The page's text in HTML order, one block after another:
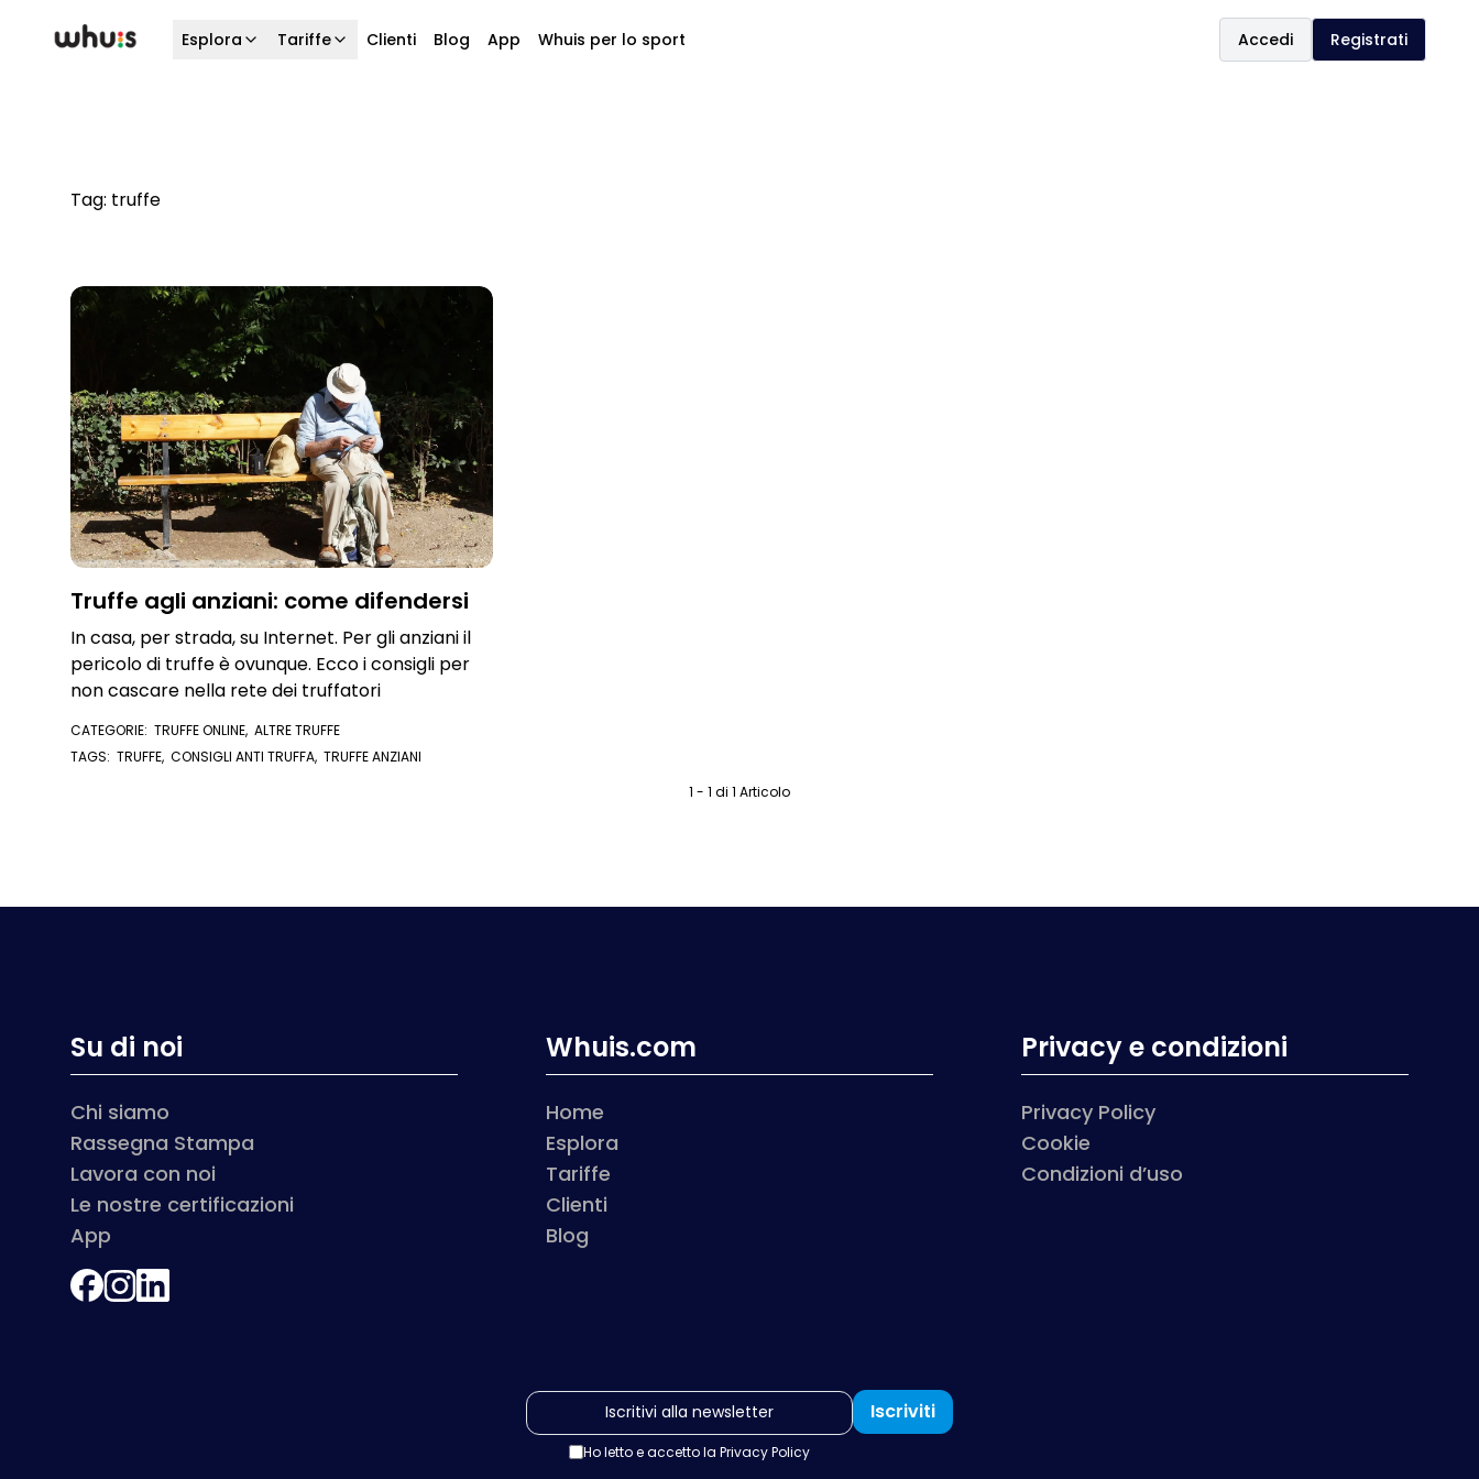
Esplora Tariffe Clienti Blog App Whuis per lo sport Accedi Registrati
Tag: truffe
Truffe agli anziani: come difendersi
In casa, per strada, su Internet. Per gli anziani il
pericolo di truffe è ovunque. Ecco i consigli per
non cascare nella rete dei truffatori
CATEGORIE: TRUFFE ONLINE, ALTRE TRUFFE
TAGS: TRUFFE, CONSIGLI ANTI TRUFFA, TRUFFE ANZIANI
1 - 1 di 1 Articolo
Su di noi
Chi siamo
Rassegna Stampa
Lavora con noi
Le nostre certificazioni
App
Whuis.com
Home
Esplora
Tariffe
Clienti
Blog
Privacy e condizioni
Privacy Policy
Cookie
Condizioni d’uso
Ho letto e accetto la Privacy Policy
Iscriviti